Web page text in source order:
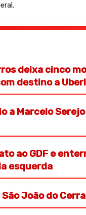
deixa cinco
destino a
a Marcelo Serejo
ao GDF e
esquerda
João do